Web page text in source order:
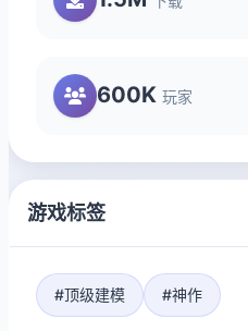
600K 玩家
游戏标签
#顶级建模 #神作